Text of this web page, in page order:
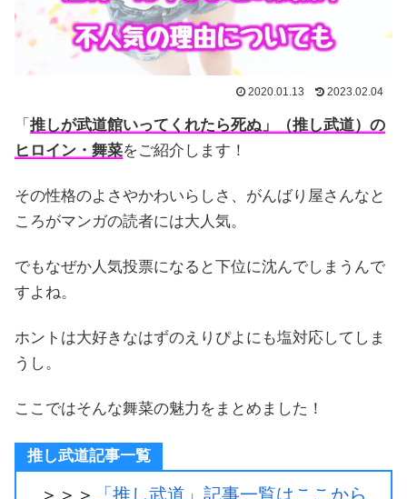
2020.01.13 2023.02.04
「 推しが武道館いってくれたら死ぬ」（推し武道）の
ヒロイン・舞菜をご紹介します！
その性格のよさやかわいらしさ、がんばり屋さんなと
ころがマンガの読者には大人気。
でもなぜか人気投票になると下位に沈んでしまうんで
すよね。
ホントは大好きなはずのえりぴよにも塩対応してしま
うし。
ここではそんな舞菜の魅力をまとめました！
推し武道記事一覧
＞＞＞ 「推し武道」記事一覧はここから